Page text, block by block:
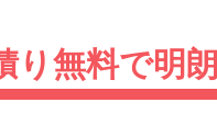
り無料で明